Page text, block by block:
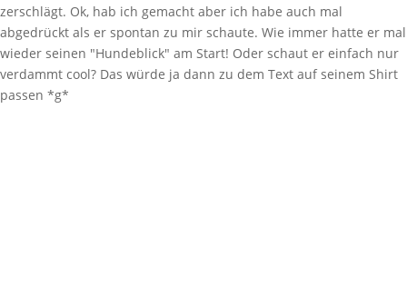
zerschlägt. Ok, hab ich gemacht aber ich habe auch mal
abgedrückt als er spontan zu mir schaute. Wie immer hatte er mal
wieder seinen "Hundeblick" am Start! Oder schaut er einfach nur
verdammt cool? Das würde ja dann zu dem Text auf seinem Shirt
passen *g*